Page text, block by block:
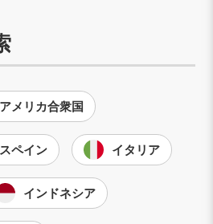
アメリカ合衆国
スペイン イタリア
インドネシア